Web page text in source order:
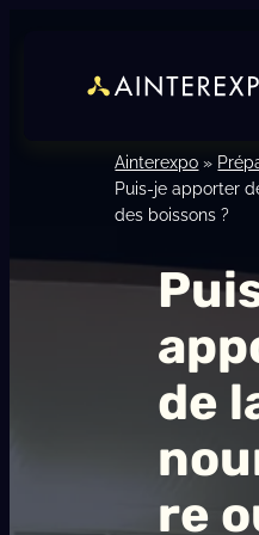
Ainterexpo »
Puis-je apporter
des boissons ?
de
re